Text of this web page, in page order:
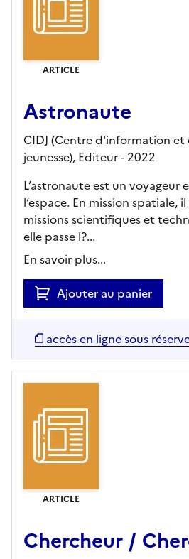
ARTICLE
Astronaute
CIDJ (Centre d'information
jeunesse), Editeur- 2022
L’astronaute est un
l’espace. En mission spatiale,
missions scientifiques et
elle passe l?...
En savoir plus...
Ajouter au panier
accès en ligne sous
ARTICLE
Chercheur /